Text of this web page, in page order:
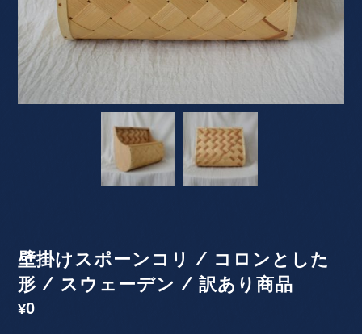
壁掛けスポーンコリ / コロンとした
形 / スウェーデン / 訳あり商品
¥0